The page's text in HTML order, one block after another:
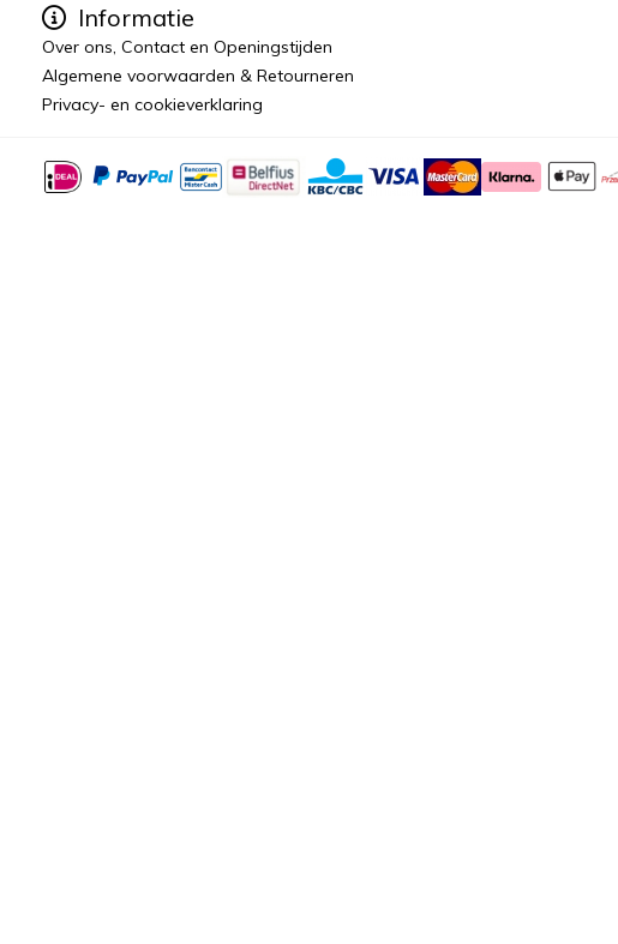
Informatie
Over ons, Contact en Openingstijden
Algemene voorwaarden & Retourneren
Privacy- en cookieverklaring